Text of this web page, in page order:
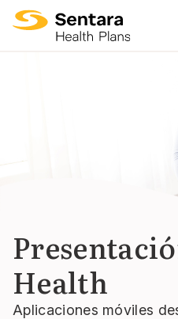
Health
Aplicaciones móviles